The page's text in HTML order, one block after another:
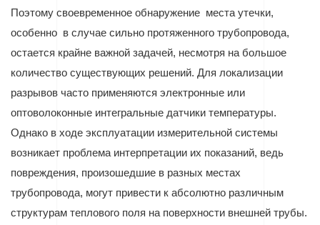
Поэтому своевременное обнаружение места утечки,
особенно в случае сильно протяженного трубопровода,
остается крайне важной задачей, несмотря на большое
количество существующих решений. Для локализации
разрывов часто применяются электронные или
оптоволоконные интегральные датчики температуры.
Однако в ходе эксплуатации измерительной системы
возникает проблема интерпретации их показаний, ведь
повреждения, произошедшие в разных местах
трубопровода, могут привести к абсолютно различным
структурам теплового поля на поверхности внешней трубы.